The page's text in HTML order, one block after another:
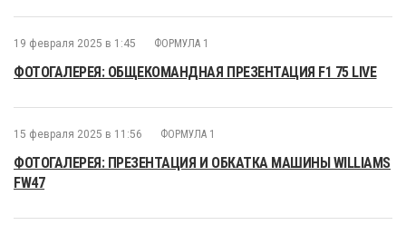
19 февраля 2025 в 1:45 ФОРМУЛА 1
ФОТОГАЛЕРЕЯ: ОБЩЕКОМАНДНАЯ ПРЕЗЕНТАЦИЯ F1 75 LIVE
15 февраля 2025 в 11:56 ФОРМУЛА 1
ФОТОГАЛЕРЕЯ: ПРЕЗЕНТАЦИЯ И ОБКАТКА МАШИНЫ WILLIAMS
FW47